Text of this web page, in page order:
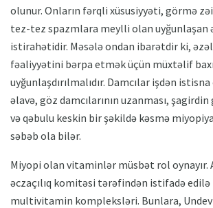
olunur. Onların fərqli xüsusiyyəti, görmə
tez-tez spazmlara meylli olan uyğunlaşan
istirahətidir. Məsələ ondan ibarətdir ki,
fəaliyyətini bərpa etmək üçün müxtəlif
uyğunlaşdırılmalıdır. Damcılar işdən
əlavə, göz damcılarının uzanması,
və qəbulu keskin bir şəkildə kəsmə
səbəb ola bilər.
Miyopi olan vitaminlər müsbət rol oynayır.
əczaçılıq komitəsi tərəfindən istifadə edilə
multivitamin kompleksləri. Bunlara,